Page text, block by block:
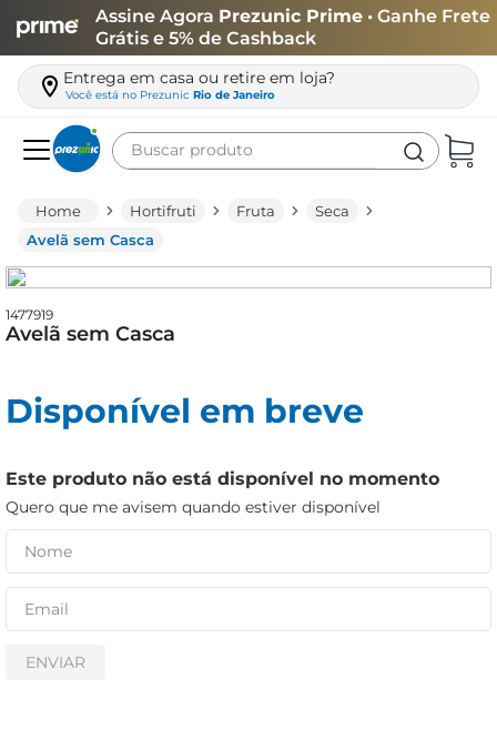
Assine Agora Prezunic Prime • Ganhe Frete
Grátis e 5% de Cashback
Entrega em casa ou retire em loja?
Você está no Prezunic Rio de Janeiro
Buscar produto
Hortifruti Fruta
Seca
Avelã sem Casca
1477919
Avelã sem Casca
Disponível em breve
Este produto não está disponível no momento
Quero que me avisem quando estiver disponível
ENVIAR
leite
queijo
azeite
papel higiênico
cerveja